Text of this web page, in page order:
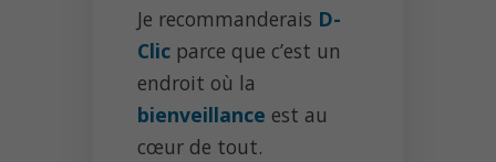
Je recommanderais D-
Clic parce que c’est un
endroit où la
bienveillance est au
cœur de tout.